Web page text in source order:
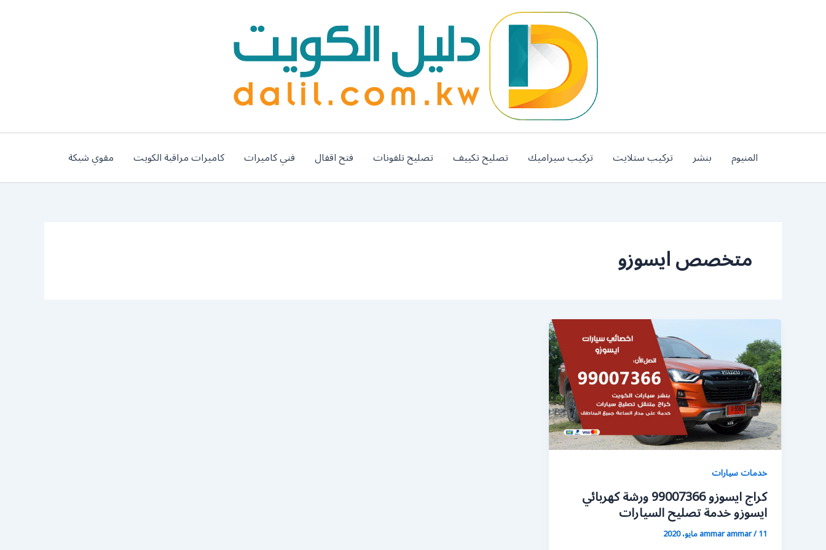
المنيوم بنشر تركيب ستلايت تركيب سيراميك تصليح تكييف تصليح تلفونات فتح اقفال فني كاميرات كاميرات مراقبة الكويت مقوي شبكة
متخصص ايسوزو
خدمات سيارات
كراج ايسوزو 99007366 ورشة كهربائي
ايسوزو خدمة تصليح السيارات
ammar ammar/11 مايو، 2020